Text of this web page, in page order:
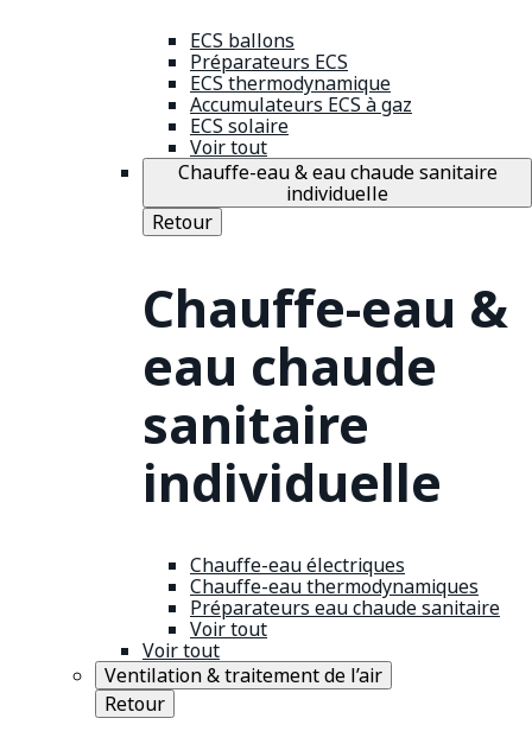
ECS ballons
Préparateurs ECS
ECS thermodynamique
Accumulateurs ECS à gaz
ECS solaire
Voir tout
Chauffe-eau & eau chaude sanitaire
individuelle
Retour
Chauffe-eau &
eau chaude
sanitaire
individuelle
Chauffe-eau électriques
Chauffe-eau thermodynamiques
Préparateurs eau chaude sanitaire
Voir tout
Voir tout
Ventilation & traitement de l’air
Retour